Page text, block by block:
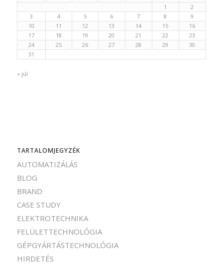
1
2
3
4 5 6 7 8
9
10
11 12 13 14 15
16
17
18 19 20 21 22
23
24
25 26 27 28 29
30
31
« júl
TARTALOMJEGYZÉK
AUTOMATIZÁLÁS
BLOG
BRAND
CASE STUDY
ELEKTROTECHNIKA
FELÜLETTECHNOLÓGIA
GÉPGYÁRTÁSTECHNOLÓGIA
HIRDETÉS